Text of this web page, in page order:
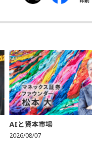
AIと資本市場
2026/08/07